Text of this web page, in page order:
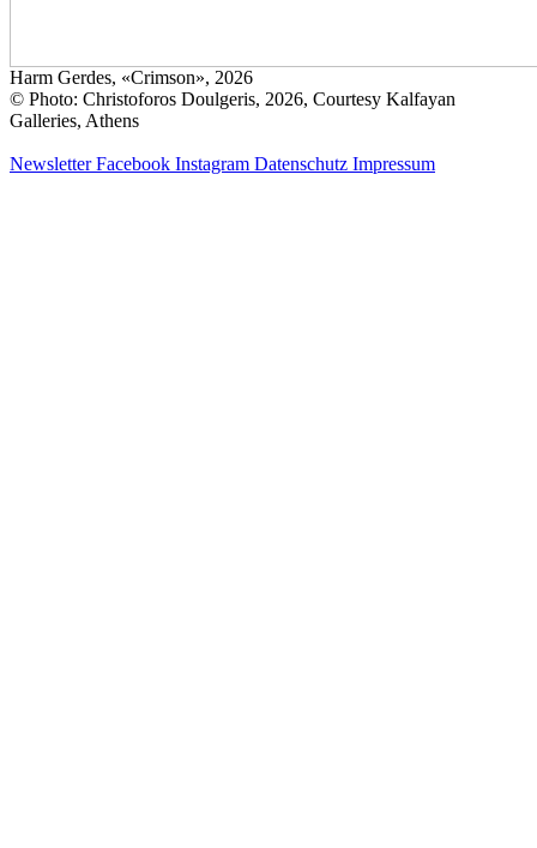
Harm Gerdes, «Crimson», 2026
© Photo: Christoforos Doulgeris, 2026, Courtesy Kalfayan
Galleries, Athens
NewsletterFacebook Instagram Datenschutz Impressum